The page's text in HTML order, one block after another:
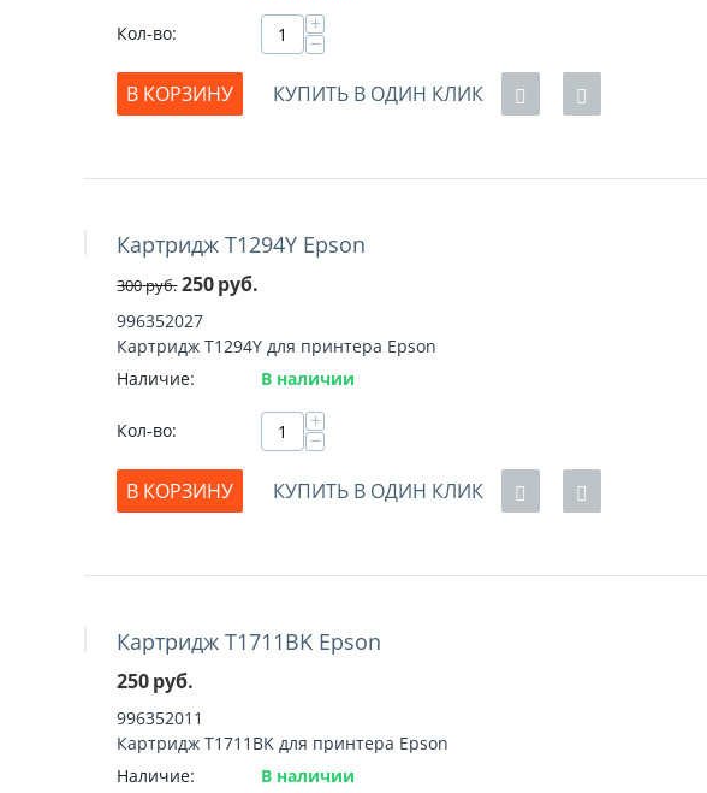
Кол-во: +
−
В КОРЗИНУ
КУПИТЬ В ОДИН КЛИК
Скидка 17%
Картридж T1294Y Epson
300руб. 250руб.
996352027
Картридж T1294Y для принтера Epson
Наличие:
В наличии
Кол-во: +
−
В КОРЗИНУ
КУПИТЬ В ОДИН КЛИК
Картридж T1711BK Epson
250руб.
996352011
Картридж T1711BK для принтера Epson
Наличие:
В наличии